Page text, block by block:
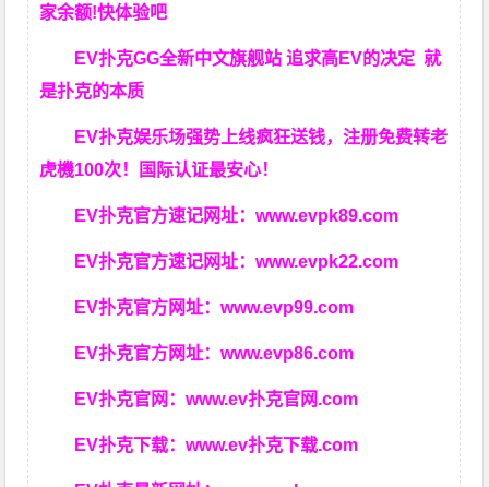
家余额!快体验吧
EV扑克GG全新中文旗舰站 追求高EV的决定就
是扑克的本质
EV扑克娱乐场强势上线疯狂送钱，注册免费转老
虎機100次！国际认证最安心！
EV扑克官方速记网址：www.evpk89.com
EV扑克官方速记网址：www.evpk22.com
EV扑克官方网址：www.evp99.com
EV扑克官方网址：www.evp86.com
EV扑克官网：www.ev扑克官网.com
EV扑克下载：www.ev扑克下载.com